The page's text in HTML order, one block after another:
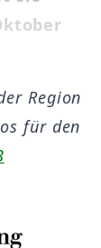
Region
für den